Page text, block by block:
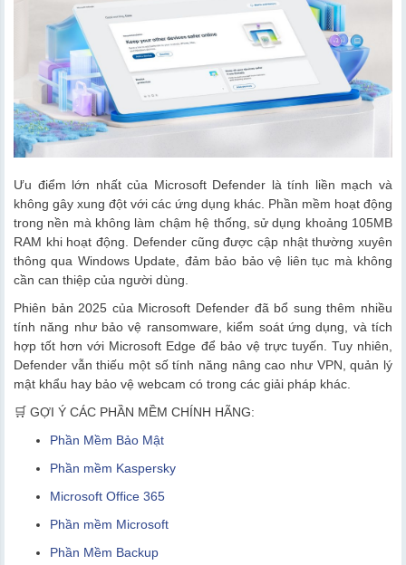
Ưu điểm lớn nhất của Microsoft Defender là tính liền mạch và
không gây xung đột với các ứng dụng khác. Phần mềm hoạt động
trong nền mà không làm chậm hệ thống, sử dụng khoảng 105MB
RAM khi hoạt động. Defender cũng được cập nhật thường xuyên
thông qua Windows Update, đảm bảo bảo vệ liên tục mà không
cần can thiệp của người dùng.
Phiên bản 2025 của Microsoft Defender đã bổ sung thêm nhiều
tính năng như bảo vệ ransomware, kiểm soát ứng dụng, và tích
hợp tốt hơn với Microsoft Edge để bảo vệ trực tuyến. Tuy nhiên,
Defender vẫn thiếu một số tính năng nâng cao như VPN, quản lý
mật khẩu hay bảo vệ webcam có trong các giải pháp khác.
🛒 GỢI Ý CÁC PHẦN MỀM CHÍNH HÃNG:
Phần Mềm Bảo Mật
Phần mềm Kaspersky
Microsoft Office 365
Phần mềm Microsoft
Phần Mềm Backup